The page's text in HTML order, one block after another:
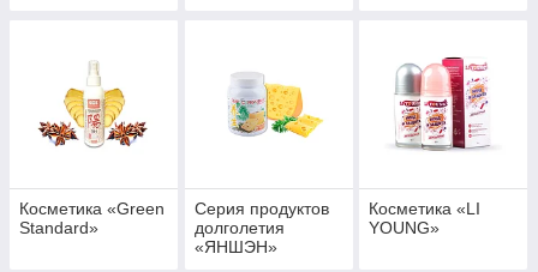
Косметика «Green
Standard»
Серия продуктов
долголетия
«ЯНШЭН»
Косметика «LI
YOUNG»